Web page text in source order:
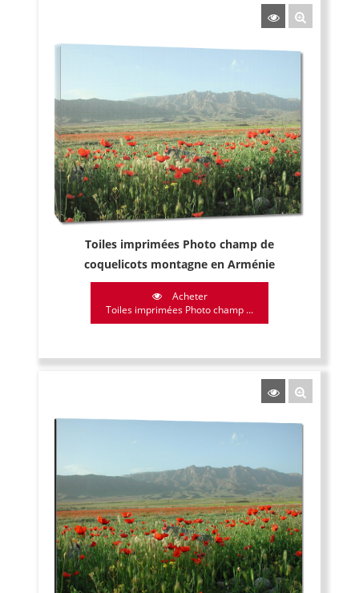
Toiles imprimées Photo champ de
coquelicots montagne en Arménie
Acheter
Toiles imprimées Photo champ ...